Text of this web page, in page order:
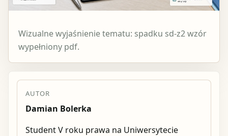
Wizualne wyjaśnienie tematu: spadku sd-z2 wzór
wypełniony pdf.
AUTOR
Damian Bolerka
Student V roku prawa na Uniwersytecie